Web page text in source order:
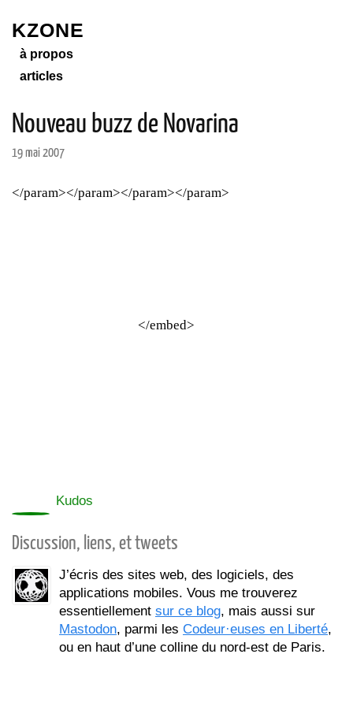
KZONE
à propos
articles
Nouveau buzz de Novarina
19 mai 2007
</param></param></param></param>
</embed>
Kudos
Discussion, liens, et tweets
J’écris des sites web, des logiciels, des
applications mobiles. Vous me trouverez
essentiellement sur ce blog, mais aussi sur
Mastodon, parmi les Codeur·euses en Liberté,
ou en haut d’une colline du nord-est de Paris.